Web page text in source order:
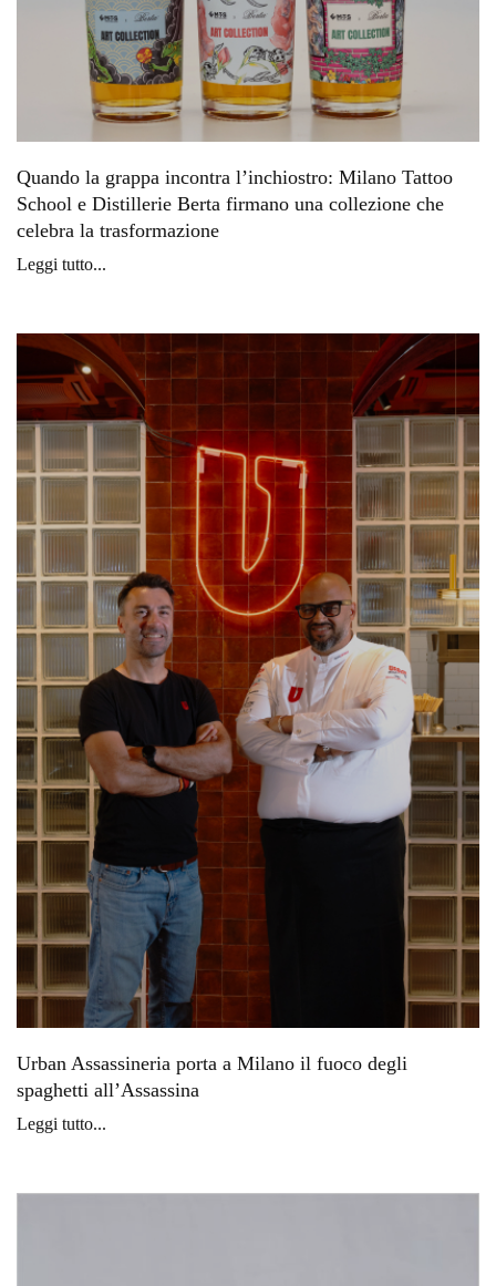
Quando la grappa incontra l’inchiostro: Milano Tattoo
School e Distillerie Berta firmano una collezione che
celebra la trasformazione
Leggi tutto...
Urban Assassineria porta a Milano il fuoco degli
spaghetti all’Assassina
Leggi tutto...